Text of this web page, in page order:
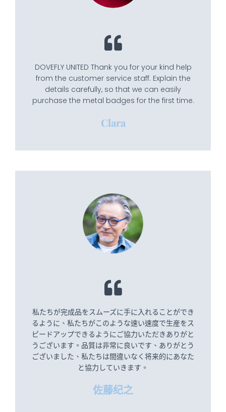
DOVEFLY UNITED Thank you for your kind help
from the customer service staff. Explain the
details carefully, so that we can easily
purchase the metal badges for the first time.
Clara
私たちが完成品をスムーズに手に入れることができ
るように、私たちがこのような速い速度で生産をス
ピードアップできるようにご協力いただきありがと
うございます。品質は非常に良いです、ありがとう
ございました、私たちは間違いなく将来的にあなた
と協力していきます。
佐藤纪之